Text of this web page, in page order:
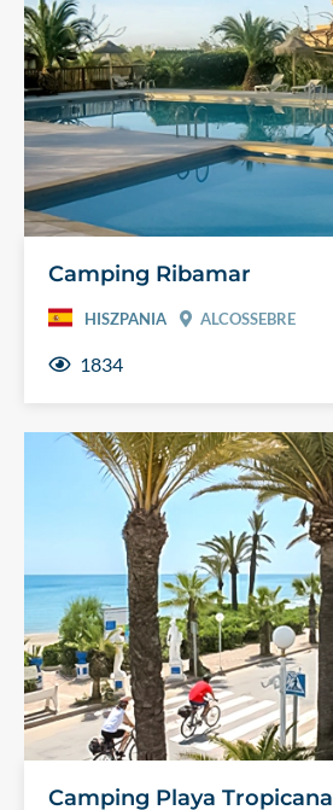
Camping Ribamar
HISZPANIA ALCOSSEBRE
1834
Camping Playa Tropicana